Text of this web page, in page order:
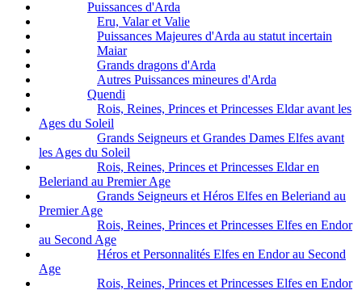
Puissances d'Arda
Eru, Valar et Valie
Puissances Majeures d'Arda au statut incertain
Maiar
Grands dragons d'Arda
Autres Puissances mineures d'Arda
Quendi
Rois, Reines, Princes et Princesses Eldar avant les
Ages du Soleil
Grands Seigneurs et Grandes Dames Elfes avant
les Ages du Soleil
Rois, Reines, Princes et Princesses Eldar en
Beleriand au Premier Age
Grands Seigneurs et Héros Elfes en Beleriand au
Premier Age
Rois, Reines, Princes et Princesses Elfes en Endor
au Second Age
Héros et Personnalités Elfes en Endor au Second
Age
Rois, Reines, Princes et Princesses Elfes en Endor